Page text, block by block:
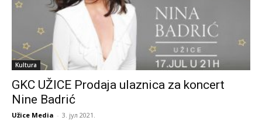
Kultura
GKC UŽICE Prodaja ulaznica za koncert
Nine Badrić
Užice Media - 3. јул 2021.